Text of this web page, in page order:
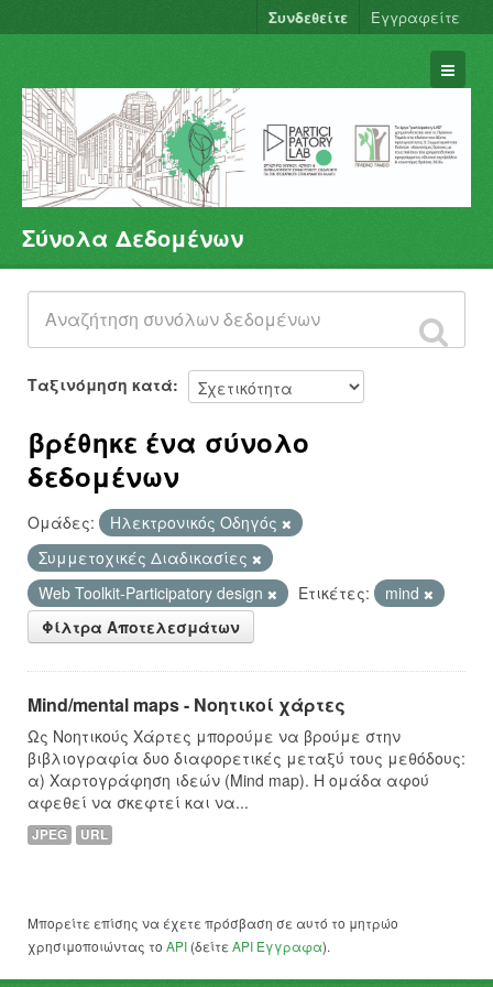
Συνδεθείτε Εγγραφείτε
Σύνολα Δεδομένων
Φορείς
Ομάδες
Σχετικά
Σύνολα Δεδομένων
Ταξινόμηση κατά
βρέθηκε ένα σύνολο
δεδομένων
Ομάδες:
Hλεκτρονικός Οδηγός
Συμμετοχικές Διαδικασίες
Web Toolkit-Participatory design
Ετικέτες:
mind
Φίλτρα Αποτελεσμάτων
Mind/mental maps - Νοητικοί χάρτες
Ως Νοητικούς Χάρτες μπορούμε να βρούμε στην
βιβλιογραφία δυο διαφορετικές μεταξύ τους μεθόδους:
α) Χαρτογράφηση ιδεών (Mind map). Η ομάδα αφού
αφεθεί να σκεφτεί και να...
JPEG URL
Μπορείτε επίσης να έχετε πρόσβαση σε αυτό το μητρώο
χρησιμοποιώντας το API (δείτε API Έγγραφα).